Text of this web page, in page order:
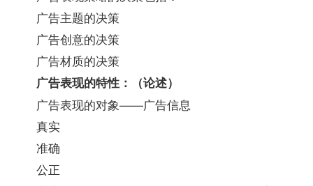
广告主题的决策
广告创意的决策
广告材质的决策
广告表现的特性：（论述）
广告表现的对象——广告信息
真实
准确
公正